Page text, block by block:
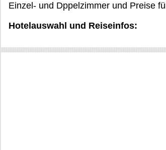
Einzel- und Dppelzimmer und Preise
Hotelauswahl und Reiseinfos: